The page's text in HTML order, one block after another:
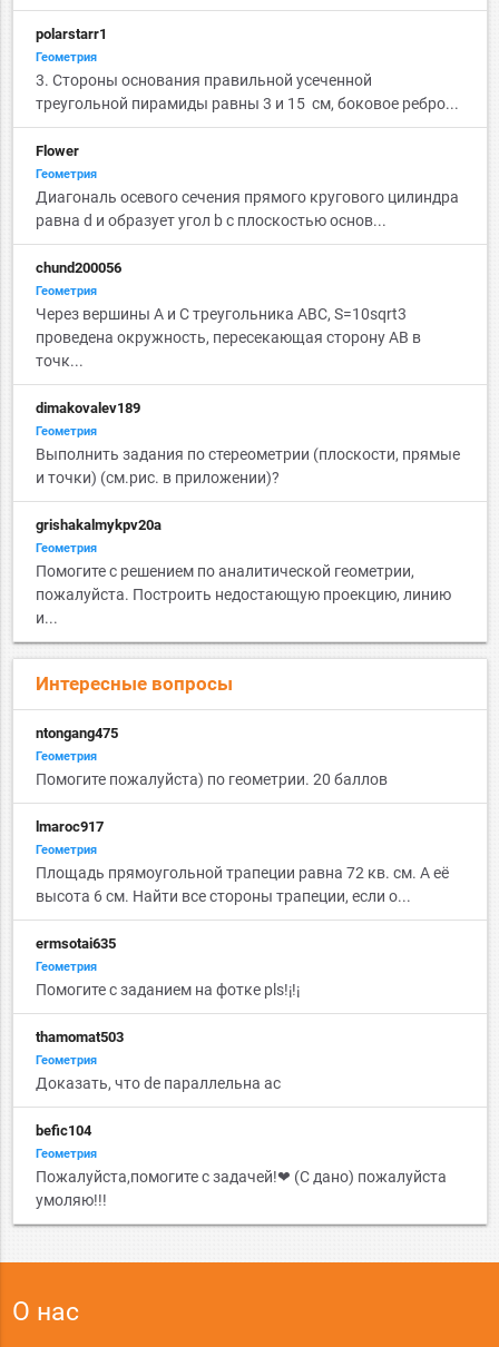
polarstarr1
Геометрия
3. Стороны основания правильной усеченной
треугольной пирамиды равны 3 и 15 см, боковое ребро...
Flower
Геометрия
Диагональ осевого сечения прямого кругового цилиндра
равна d и образует угол b с плоскостью основ...
chund200056
Геометрия
Через вершины A и C треугольника ABC, S=10sqrt3
проведена окружность, пересекающая сторону AB в
точк...
dimakovalev189
Геометрия
Выполнить задания по стереометрии (плоскости, прямые
и точки) (см.рис. в приложении)?
grishakalmykpv20a
Геометрия
Помогите с решением по аналитической геометрии,
пожалуйста. Построить недостающую проекцию, линию
и...
Интересные вопросы
ntongang475
Геометрия
Помогите пожалуйста) по геометрии. 20 баллов
lmaroc917
Геометрия
Площадь прямоугольной трапеции равна 72 кв. см. А её
высота 6 см. Найти все стороны трапеции, если о...
ermsotai635
Геометрия
Помогите с заданием на фотке pls!¡!¡
thamomat503
Геометрия
Доказать, что de параллельна ас
befic104
Геометрия
Пожалуйста,помогите с задачей!❤ (С дано) пожалуйста
умоляю!!!
О нас